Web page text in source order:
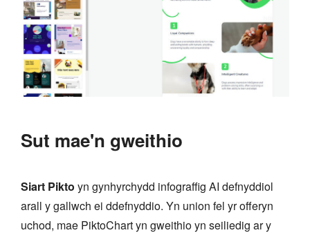
Sut mae'n gweithio
Siart Pikto yn gynhyrchydd infograffig AI defnyddiol
arall y gallwch ei ddefnyddio. Yn union fel yr offeryn
uchod, mae PiktoChart yn gweithio yn seiliedig ar y